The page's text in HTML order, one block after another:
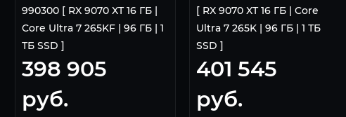
990300 [ RX 9070 XT 16 ГБ |
Core Ultra 7 265KF | 96 ГБ | 1
ТБ SSD ]
398 905
руб.
[ RX 9070 XT 16 ГБ | Core
Ultra 7 265K | 96 ГБ | 1 ТБ
SSD ]
401 545
руб.